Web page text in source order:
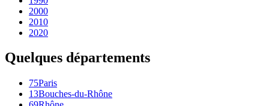
2000
2010
2020
Quelques départements
75Paris
13Bouches-du-Rhône